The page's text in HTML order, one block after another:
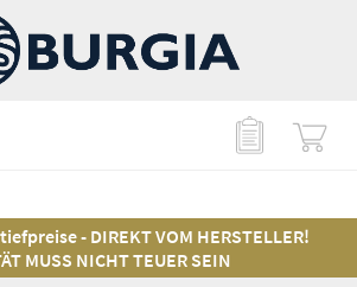
- DIREKT VOM HERSTELLER!
MUSS NICHT TEUER SEIN